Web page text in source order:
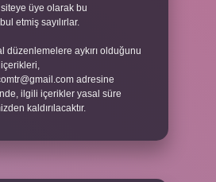
üye olarak bu
etmiş sayılırlar.
düzenlemelere aykırı olduğunu
adresine
ilgili içerikler yasal süre
kaldırılacaktır.